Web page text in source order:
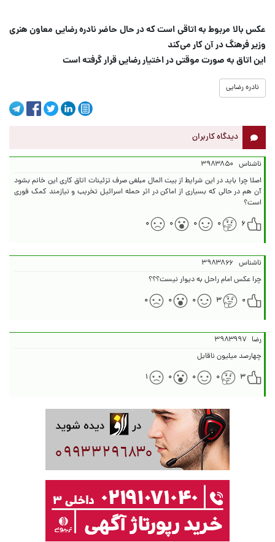
عکس بالا مربوط به اتاقی است که در حال حاضر نادره رضایی معاون هنری
وزیر فرهنگ در آن کار می‌کند
این اتاق به صورت موقتی در اختیار رضایی قرار گرفته است
نادره رضایی
دیدگاه کاربران
ناشناس ۳۹۸۳۸۵۰
اصلا چرا باید در این شرایط از بیت المال مبلغی صرف تزئینات اتاق کاری این خانم بشود
آن هم در حالی که بسیاری از اماکن در اثر حمله اسرائیل تخریب و نیازمند کمک فوری
است؟
۶
۰ ۰ ۰ ۰
ناشناس ۳۹۸۳۸۶۶
چرا عکس امام راحل به دیوار نیست؟؟؟
۰
۳ ۰ ۰ ۰
رضا ۳۹۸۳۹۹۷
چهارصد میلیون ناقابل
۳
۰ ۰ ۰ ۱